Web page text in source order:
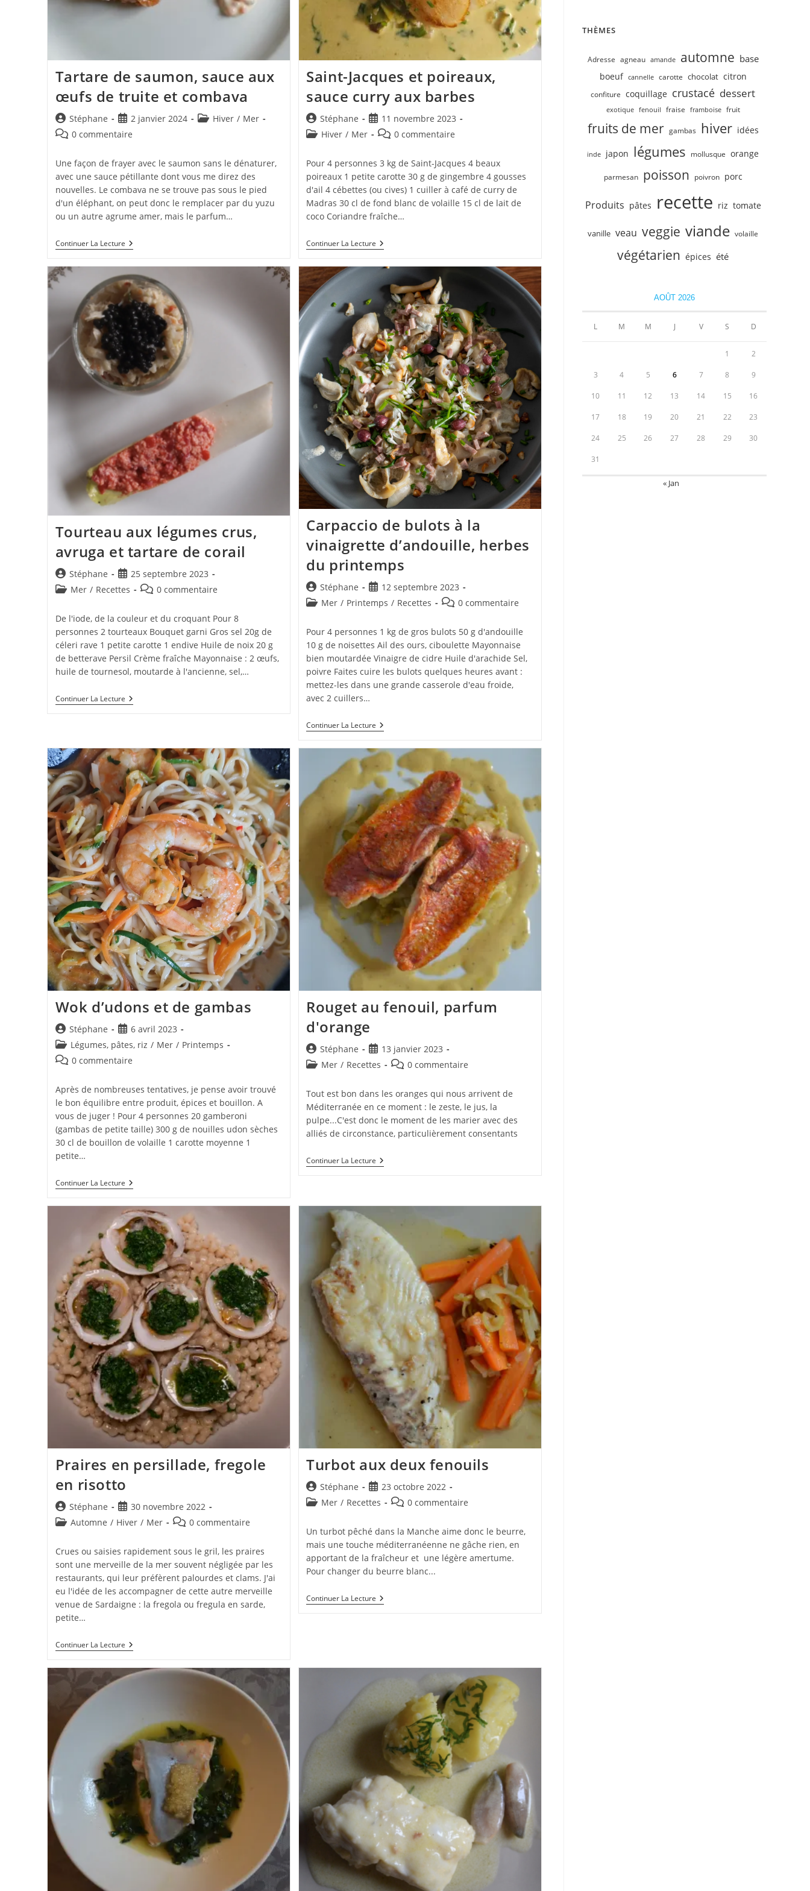
Tartare de saumon, sauce aux
œufs de truite et combava
Auteur/autrice
de
Stéphane
Publication
publiée :
2 janvier 2024
PostHiver / Mer
Commentaires
la
publication :
0 commentaire
Une façon de frayer avec le saumon sans le dénaturer,
avec une sauce pétillante dont vous me direz des
nouvelles. Le combava ne se trouve pas sous le pied
d'un éléphant, on peut donc le remplacer par du yuzu
ou un autre agrume amer, mais le parfum…
Continuer La LectureTartare
De
Sauce
Aux
Œufs
De
Truite
Combava
Saint-Jacques et poireaux,
sauce curry aux barbes
Auteur/autrice
de
Stéphane
Publication
publiée :
11 novembre 2023
PostHiver / Mer
Commentaires
la
publication :
0 commentaire
Pour 4 personnes 3 kg de Saint-Jacques 4 beaux
poireaux 1 petite carotte 30 g de gingembre 4 gousses
d'ail 4 cébettes (ou cives) 1 cuiller à café de curry de
Madras 30 cl de fond blanc de volaille 15 cl de lait de
coco Coriandre fraîche…
Continuer La Lecture Saint-
Jacques
Poireaux,
Sauce
Curry
Aux
Barbes
Tourteau aux légumes crus,
avruga et tartare de corail
Auteur/autrice
de
Stéphane
Publication
publiée :
25 septembre 2023
PostMer / Recettes
Commentaires
la
publication :
0 commentaire
De l'iode, de la couleur et du croquant Pour 8
personnes 2 tourteaux Bouquet garni Gros sel 20g de
céleri rave 1 petite carotte 1 endive Huile de noix 20 g
de betterave Persil Crème fraîche Mayonnaise : 2 œufs,
huile de tournesol, moutarde à l'ancienne, sel,…
Continuer La LectureTourteau
Aux
Et
Tartare
De
Corail
Carpaccio de bulots à la
vinaigrette d’andouille, herbes
du printemps
Auteur/autrice
de
Stéphane
Publication
publiée :
12 septembre 2023
PostMer / Printemps / Recettes
Commentaires
la
publication :
0 commentaire
Pour 4 personnes 1 kg de gros bulots 50 g d'andouille
10 g de noisettes Ail des ours, ciboulette Mayonnaise
bien moutardée Vinaigre de cidre Huile d'arachide Sel,
poivre Faites cuire les bulots quelques heures avant :
mettez-les dans une grande casserole d'eau froide,
avec 2 cuillers…
Continuer La Lecture Carpaccio
De
À
La
Vinaigrette
D’andouille,
Herbes
Du
Printemps
Wok d’udons et de gambas
Auteur/autrice
de
la
publication :
Stéphane
Publication
publiée :
6 avril 2023
Post
category:
Légumes, pâtes, riz / Mer / Printemps
Commentaires
la
publication :
0 commentaire
Après de nombreuses tentatives, je pense avoir trouvé
le bon équilibre entre produit, épices et bouillon. A
vous de juger ! Pour 4 personnes 20 gamberoni
(gambas de petite taille) 300 g de nouilles udon sèches
30 cl de bouillon de volaille 1 carotte moyenne 1
petite…
Continuer La LectureWok
D’udons
De
Gambas
Rouget au fenouil, parfum
d'orange
Auteur/autrice
de
Stéphane
Publication
publiée :
13 janvier 2023
PostMer / Recettes
Commentaires
la
publication :
0 commentaire
Tout est bon dans les oranges qui nous arrivent de
Méditerranée en ce moment : le zeste, le jus, la
pulpe...C'est donc le moment de les marier avec des
alliés de circonstance, particulièrement consentants
Continuer La Lecture Rouget
Au
Praires en persillade, fregole
en risotto
Auteur/autrice
de
Stéphane
Publication
publiée :
30 novembre 2022
PostAutomne / Hiver / Mer
Commentaires
la
publication :
0 commentaire
Crues ou saisies rapidement sous le gril, les praires
sont une merveille de la mer souvent négligée par les
restaurants, qui leur préfèrent palourdes et clams. J'ai
eu l'idée de les accompagner de cette autre merveille
venue de Sardaigne : la fregola ou fregula en sarde,
petite…
Continuer La LecturePraires
En
Fregole
Turbot aux deux fenouils
Auteur/autrice
de
Stéphane
Publication
publiée :
23 octobre 2022
PostMer / Recettes
Commentaires
la
publication :
0 commentaire
Un turbot pêché dans la Manche aime donc le beurre,
mais une touche méditerranéenne ne gâche rien, en
apportant de la fraîcheur et une légère amertume.
Pour changer du beurre blanc...
Continuer La Lecture Turbot
Aux
THÈMES
Adresse agneau amande automne base
boeuf cannelle carotte chocolat citron
confiture coquillage crustacé dessert
exotique fenouil fraise framboise fruit
fruits de mer gambas hiver idées
inde japon légumes mollusque orange
parmesan poisson poivron porc
Produits pâtes recette riz tomate
vanille veau veggie viande volaille
végétarien épices été
AOÛT 2026
L M M J V S D
1 2
3 4 5 6 7 8 9
10 11 12 13 14 15 16
17 18 19 20 21 22 23
24 25 26 27 28 29 30
31
« Jan